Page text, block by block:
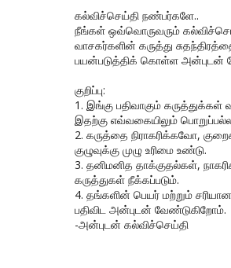
கல்விச்செய்தி நண்பர்களே..
நீங்கள் ஒவ்வொருவரும்
வாசகர்களின் கருத்து
பயன்படுத்திக் கொள்ள அன்புடன்
குறிப்பு:
1. இங்கு பதிவாகும்
இதற்கு எவ்வகையிலும்
2. கருத்தை நிராகரிக்கவோ,
குழுவுக்கு முழு உரிமை உண்டு.
3. தனிமனித தாக்குதல்கள்,
கருத்துகள் நீக்கப்படும்.
4. தங்களின் பெயர் மற்றும்
பதிவிட அன்புடன் வேண்டுகிறோம்.
-அன்புடன் கல்விச்செய்தி